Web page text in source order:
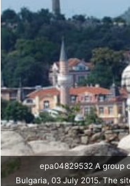
epa04829532 A group
Bulgaria, 03 July 2015. The